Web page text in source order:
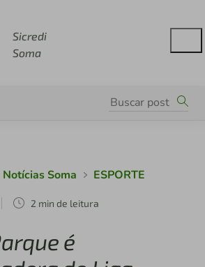
Sicredi
Soma
Notícias Soma ESPORTE
2 min de leitura
é